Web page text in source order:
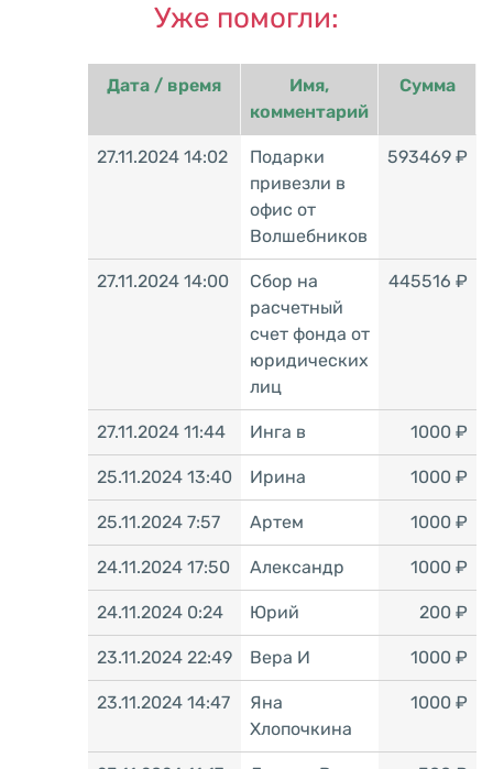
Уже помогли:
Дата / время
Имя,
комментарий
Сумма
27.11.2024 14:02
Подарки
привезли в
офис от
Волшебников
593469 ₽
27.11.2024 14:00
Сбор на
расчетный
счет фонда от
юридических
лиц
445516 ₽
27.11.2024 11:44 Инга в 1000 ₽
25.11.2024 13:40 Ирина 1000 ₽
25.11.2024 7:57 Артем 1000 ₽
24.11.2024 17:50 Александр 1000 ₽
24.11.2024 0:24 Юрий 200 ₽
23.11.2024 22:49 Вера И 1000 ₽
23.11.2024 14:47
Яна
Хлопочкина
1000 ₽